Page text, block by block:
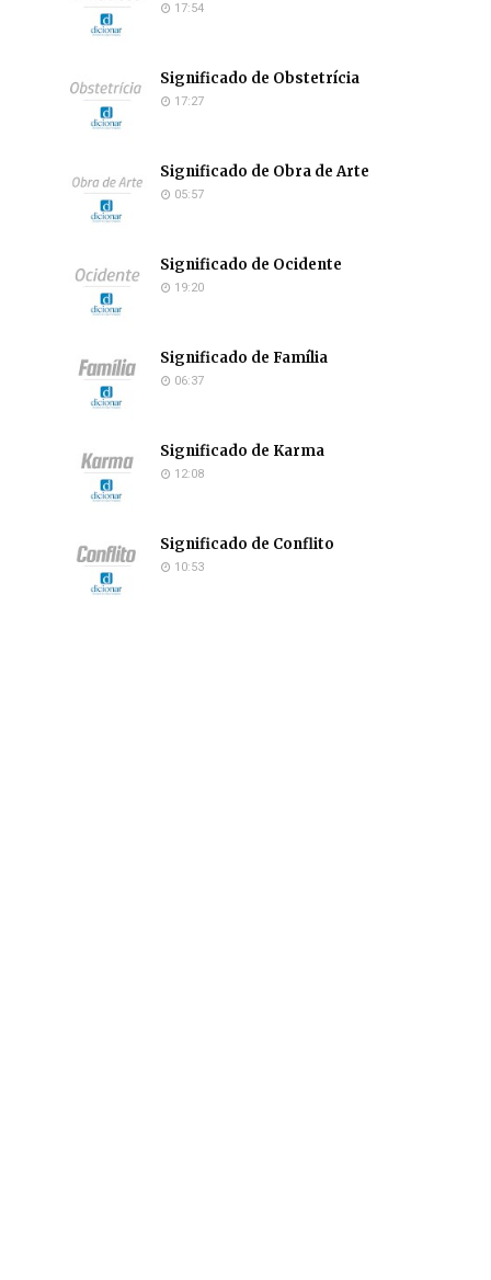
17:54
Significado de Obstetrícia
17:27
Significado de Obra de Arte
05:57
Significado de Ocidente
19:20
Significado de Família
06:37
Significado de Karma
12:08
Significado de Conflito
10:53